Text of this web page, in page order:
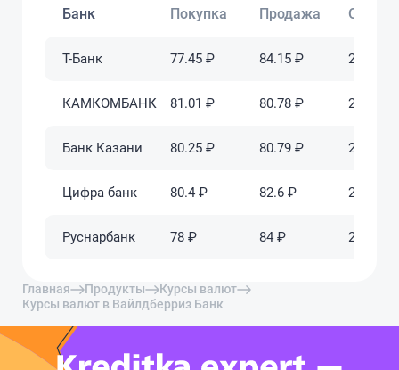
мелочам, а потом обвиняют в
требуют доплаты!
Банк Покупка Продажа
Т-Банк 77.45 ₽ 84.15 ₽ 2025-
КАМКОМБАНК 81.01 ₽ 80.78 ₽ 2025-
Банк Казани 80.25 ₽ 80.79 ₽ 2025-
Цифра банк 80.4 ₽ 82.6 ₽ 2025-
Руснарбанк 78 ₽ 84 ₽ 2025-
Главная Продукты
Курсы валют
Курсы валют в Вайлдберриз Банк